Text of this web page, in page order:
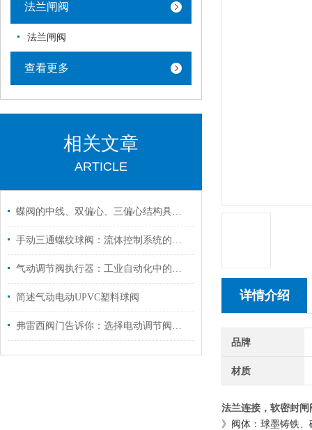
详情介绍
品牌
材质
法兰连接，软密封闸
》阀体：球墨铸铁、
法兰闸阀
法兰闸阀
查看更多
相关文章
ARTICLE
蝶阀的中线、双偏心、三偏心结构具体有什么特点和区别？之结构特点篇
手动三通螺纹球阀：流体控制系统的灵活枢纽
气动调节阀执行器：工业自动化中的关键驱动装置
简述气动电动UPVC塑料球阀
弗雷西阀门告诉你：选择电动调节阀时要注意哪几个方面